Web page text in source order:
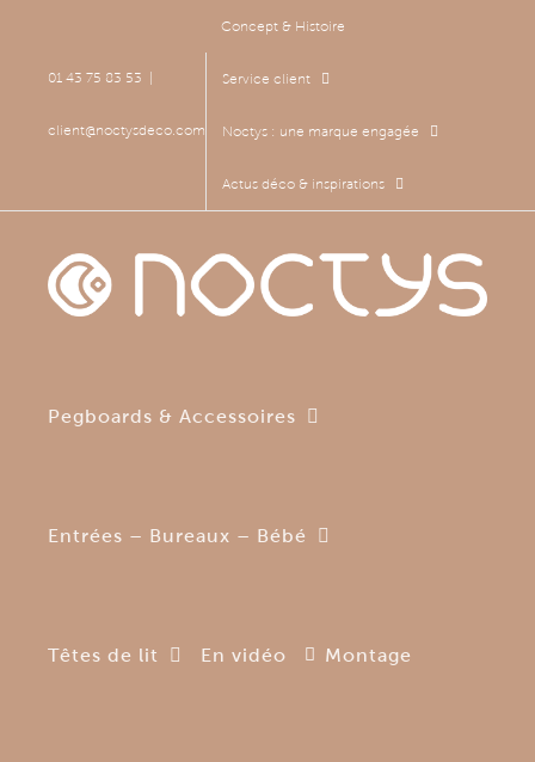
contenu01 43 75 83 53
client@noctysdeco.com
Concept & Histoire
Service client
Noctys : une marque engagée
Actus déco & inspirations
Pegboards & Accessoires
Entrées – Bureaux – Bébé
Têtes de lit En vidéo Montage